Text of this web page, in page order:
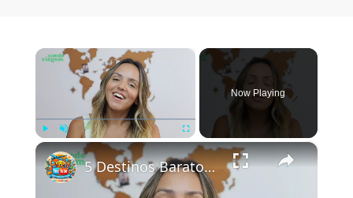
×
Fullscreen
Now Playing
×
5 Destinos Baratos no Brasil Para Conhecer e Amar! 🇧🇷✨